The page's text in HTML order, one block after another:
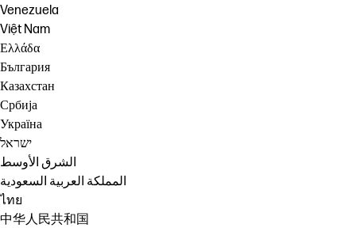
Venezuela
Việt Nam
Ελλάδα
България
Казахстан
Србија
Україна
ישראל
الشرق الأوسط
المملكة العربية السعودية
ไทย
中华人民共和国